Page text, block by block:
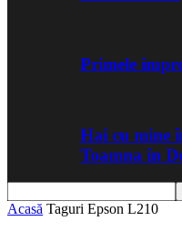
Primele
Hai cu mine
Toamna în
Acasă Taguri Epson L210